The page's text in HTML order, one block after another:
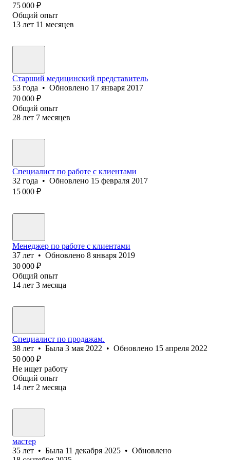
75 000 ₽
Общий опыт
13 лет 11 месяцев
Старший медицинский представитель
53 года • Обновлено 17 января 2017
70 000 ₽
Общий опыт
28 лет 7 месяцев
Специалист по работе с клиентами
32 года • Обновлено 15 февраля 2017
15 000 ₽
Менеджер по работе с клиентами
37 лет • Обновлено 8 января 2019
30 000 ₽
Общий опыт
14 лет 3 месяца
Специалист по продажам.
38 лет • Была 3 мая 2022 • Обновлено 15 апреля 2022
50 000 ₽
Не ищет работу
Общий опыт
14 лет 2 месяца
мастер
35 лет • Была 11 декабря 2025 • Обновлено